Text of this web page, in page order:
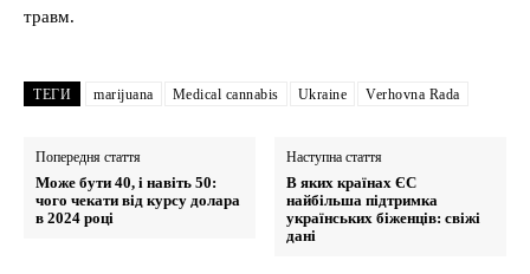
травм.
ТЕГИ marijuana Medical cannabis Ukraine Verhovna Rada
Попередня стаття
Може бути 40, і навіть 50:
чого чекати від курсу долара
в 2024 році
Наступна стаття
В яких країнах ЄС
найбільша підтримка
українських біженців: свіжі
дані